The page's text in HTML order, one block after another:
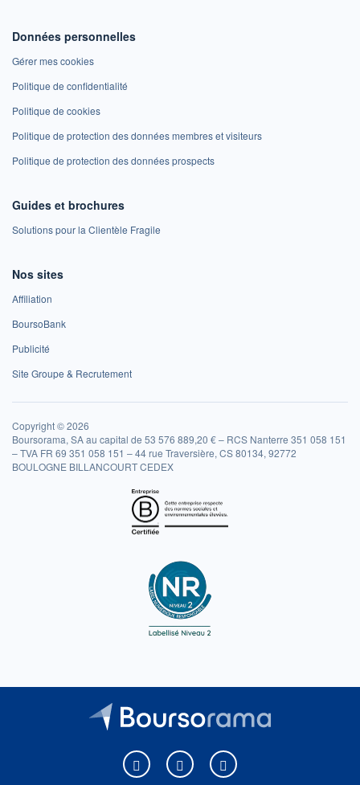
Données personnelles
Gérer mes cookies
Politique de confidentialité
Politique de cookies
Politique de protection des données membres et visiteurs
Politique de protection des données prospects
Guides et brochures
Solutions pour la Clientèle Fragile
Nos sites
Affiliation
BoursoBank
Publicité
Site Groupe & Recrutement
Copyright © 2026
Boursorama, SA au capital de 53 576 889,20 € – RCS Nanterre 351 058 151
– TVA FR 69 351 058 151 – 44 rue Traversière, CS 80134, 92772
BOULOGNE BILLANCOURT CEDEX
Boursorama sur Facebook
Boursorama sur XBoursorama sur